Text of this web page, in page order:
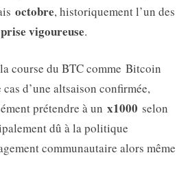
octobre, historiquement l’un des
vigoureuse.
course du BTC comme Bitcoin
d’une altsaison confirmée,
prétendre à un x1000 selon
dû à la politique
communautaire alors même